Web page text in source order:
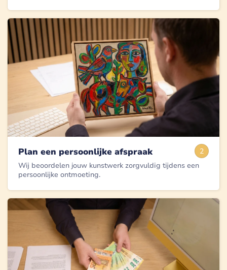
2
Plan een persoonlijke afspraak
Wij beoordelen jouw kunstwerk zorgvuldig tijdens een
persoonlijke ontmoeting.